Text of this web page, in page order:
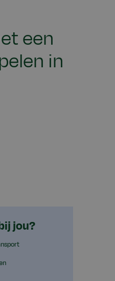
een
in
jou?